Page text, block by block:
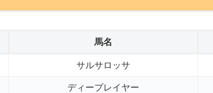
馬名
サルサロッサ
ディープレイヤー